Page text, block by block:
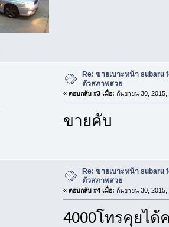
Re: ขายเบาะหน้า subaru
ตัวสภาพสวย
« ตอบกลับ #3 เมื่อ: กันยายน 30, 2015,
ขายคับ
Re: ขายเบาะหน้า subaru
ตัวสภาพสวย
« ตอบกลับ #4 เมื่อ: กันยายน 30, 2015,
4000โทรคุยได้